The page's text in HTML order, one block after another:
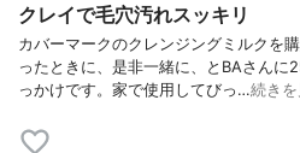
クレイで毛穴汚れスッキリ
カバーマークのクレンジングミルクを
ったときに、是非一緒に、とBAさんに
っかけです。家で使用してびっ…続き